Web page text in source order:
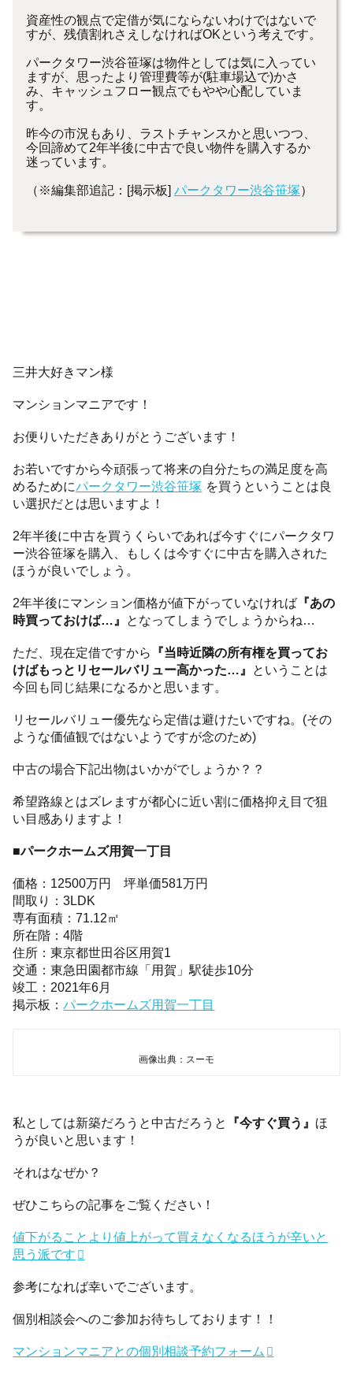
資産性の観点で定借が気にならないわけではないで
すが、残債割れさえしなければOKという考えです。
パークタワー渋谷笹塚は物件としては気に入ってい
ますが、思ったより管理費等が(駐車場込で)かさ
み、キャッシュフロー観点でもやや心配していま
す。
昨今の市況もあり、ラストチャンスかと思いつつ、
今回諦めて2年半後に中古で良い物件を購入するか
迷っています。
（※編集部追記：[掲示板]パークタワー渋谷笹塚）
三井大好きマン様
マンションマニアです！
お便りいただきありがとうございます！
お若いですから今頑張って将来の自分たちの満足度を高
めるためにパークタワー渋谷笹塚 を買うということは良
い選択だとは思いますよ！
2年半後に中古を買うくらいであれば今すぐにパークタワ
ー渋谷笹塚を購入、もしくは今すぐに中古を購入された
ほうが良いでしょう。
2年半後にマンション価格が値下がっていなければ 『あの
時買っておけば…』 となってしまうでしょうからね…
ただ、現在定借ですから
『当時近隣の所有権を買ってお
けばもっとリセールバリュー高かった…』 ということは
今回も同じ結果になるかと思います。
リセールバリュー優先なら定借は避けたいですね。(その
ような価値観ではないようですが念のため)
中古の場合下記出物はいかがでしょうか？？
希望路線とはズレますが都心に近い割に価格抑え目で狙
い目感ありますよ！
■パークホームズ用賀一丁目
価格：12500万円 坪単価581万円
間取り：3LDK
専有面積：71.12㎡
所在階：4階
住所：東京都世田谷区用賀1
交通：東急田園都市線「用賀」駅徒歩10分
竣工：2021年6月
掲示板：パークホームズ用賀一丁目
画像出典：スーモ
私としては新築だろうと中古だろうと 『今すぐ買う』 ほ
うが良いと思います！
それはなぜか？
ぜひこちらの記事をご覧ください！
値下がることより値上がって買えなくなるほうが辛いと
思う派です
参考になれば幸いでございます。
個別相談会へのご参加お待ちしております！！
マンションマニアとの個別相談予約フォーム